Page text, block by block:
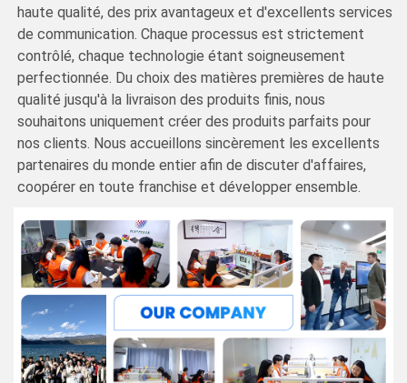
haute qualité, des prix avantageux et d'excellents services
de communication. Chaque processus est strictement
contrôlé, chaque technologie étant soigneusement
perfectionnée. Du choix des matières premières de haute
qualité jusqu'à la livraison des produits finis, nous
souhaitons uniquement créer des produits parfaits pour
nos clients. Nous accueillons sincèrement les excellents
partenaires du monde entier afin de discuter d'affaires,
coopérer en toute franchise et développer ensemble.